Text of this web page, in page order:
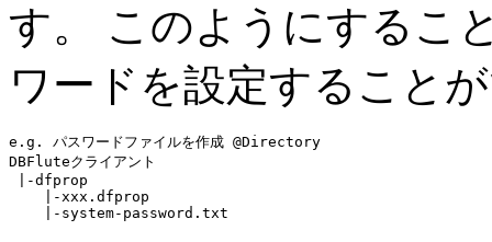
す。 このようにするこ
ワードを設定すること
e.g. パスワードファイルを作成 @Directory
DBFluteクライアント
|-dfprop
    |-xxx.dfprop
    |-
system-password.txt